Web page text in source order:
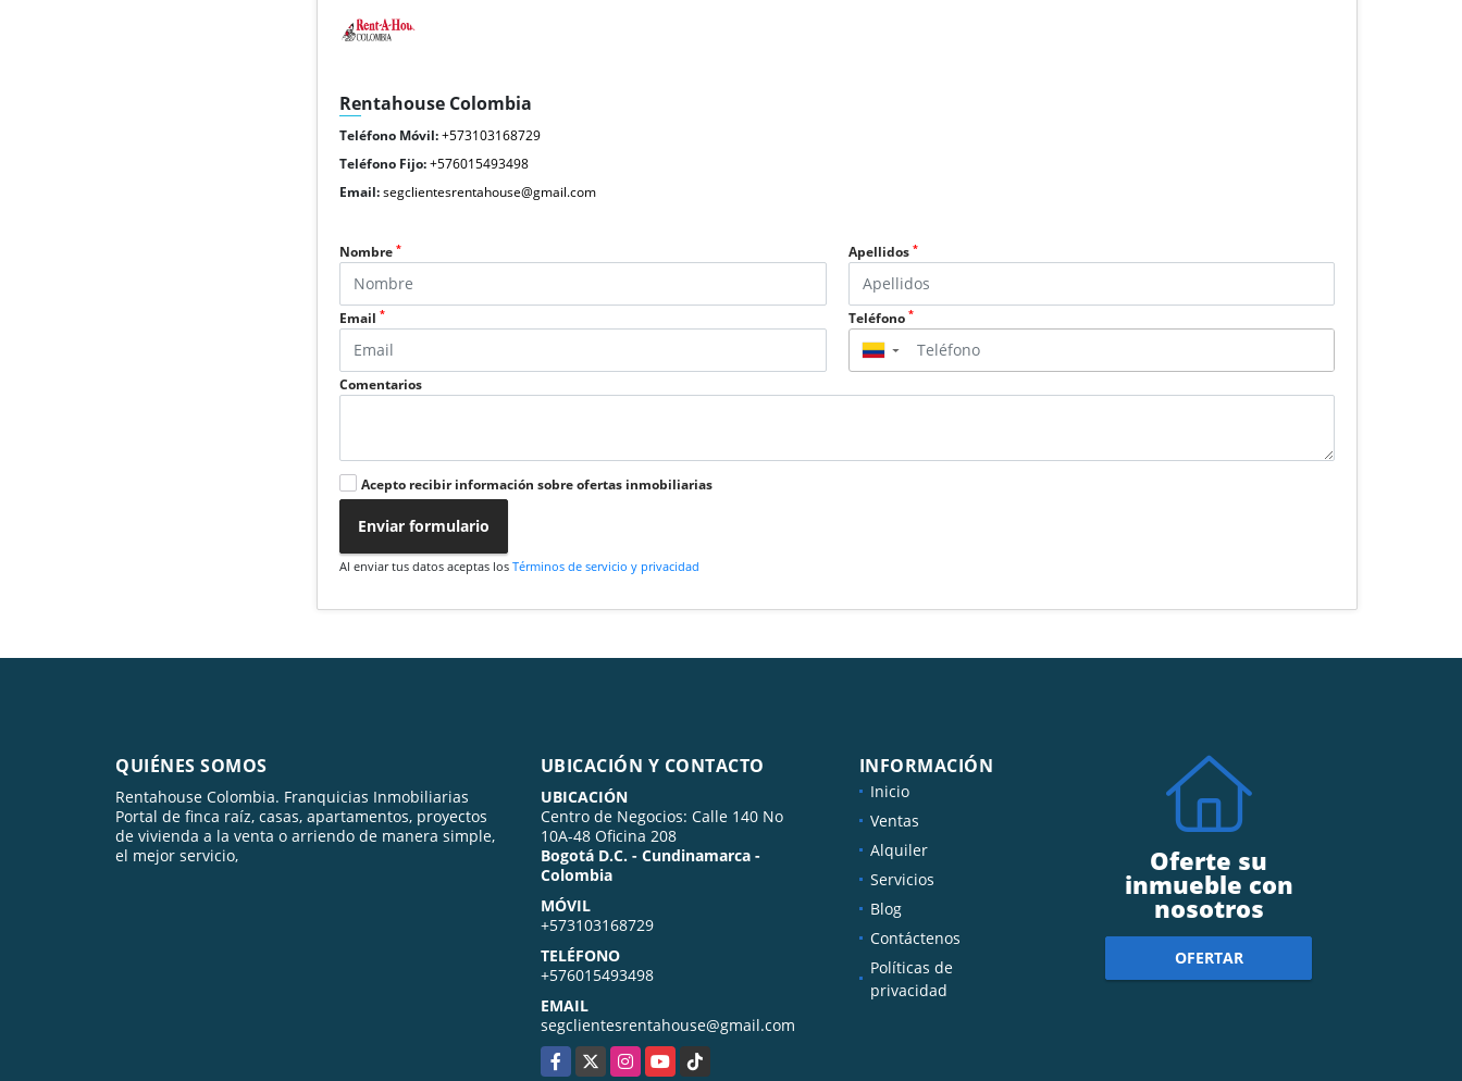
Rentahouse Colombia
Teléfono Móvil:+573103168729
Teléfono Fijo:+576015493498
Email:segclientesrentahouse@gmail.com
Nombre* Apellidos *
Email* Teléfono *
▼
Comentarios
Acepto recibir información sobre ofertas inmobiliarias
Enviar formulario
Al enviar tus datos aceptas losTérminos de servicio y privacidad
QUIÉNES SOMOS
Rentahouse Colombia. Franquicias Inmobiliarias
Portal de finca raíz, casas, apartamentos, proyectos
de vivienda a la venta o arriendo de manera simple,
el mejor servicio,
UBICACIÓN Y CONTACTO
UBICACIÓN
Centro de Negocios: Calle 140 No
10A-48 Oficina 208
Bogotá D.C. - Cundinamarca -
Colombia
MÓVIL
+573103168729
TELÉFONO
+576015493498
EMAIL
segclientesrentahouse@gmail.com
Facebook
X InstagramYouTubeTikTok
INFORMACIÓN
Inicio
Ventas
Alquiler
Servicios
Blog
Contáctenos
Políticas de
privacidad
Oferte su
inmueble con
nosotros
OFERTAR